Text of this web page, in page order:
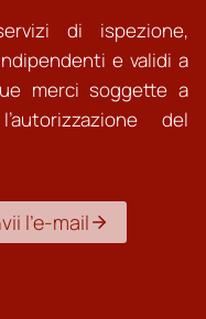
di ispezione,
e validi a
merci soggette a
del
l’e-mail